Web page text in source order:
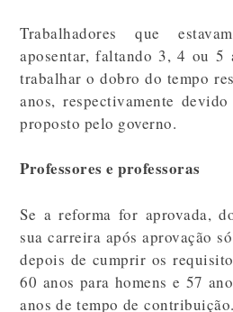
Trabalhadores que
aposentar, faltando 3, 4 ou 5
trabalhar o dobro do tempo
anos, respectivamente
proposto pelo governo.
Professores e professoras
Se a reforma for aprovada,
sua carreira após aprovação
depois de cumprir os
60 anos para homens e 57
anos de tempo de